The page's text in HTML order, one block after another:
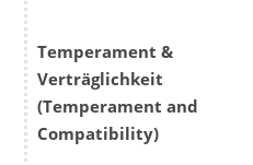
Temperament &
Verträglichkeit
(Temperament and
Compatibility)